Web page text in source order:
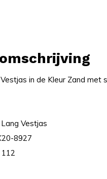
in de Kleur Zand met
Vestjas
8927
112